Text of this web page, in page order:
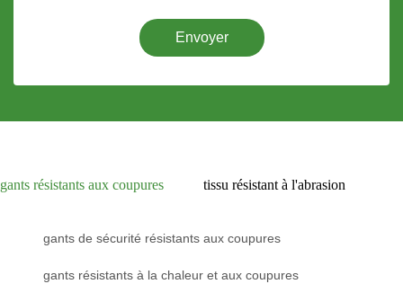
Envoyer
gants résistants aux coupures tissu résistant à l'abrasion
gants de sécurité résistants aux coupures
gants résistants à la chaleur et aux coupures